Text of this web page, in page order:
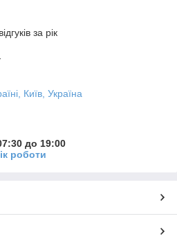
за рік
Київ, Україна
до 19:00
роботи